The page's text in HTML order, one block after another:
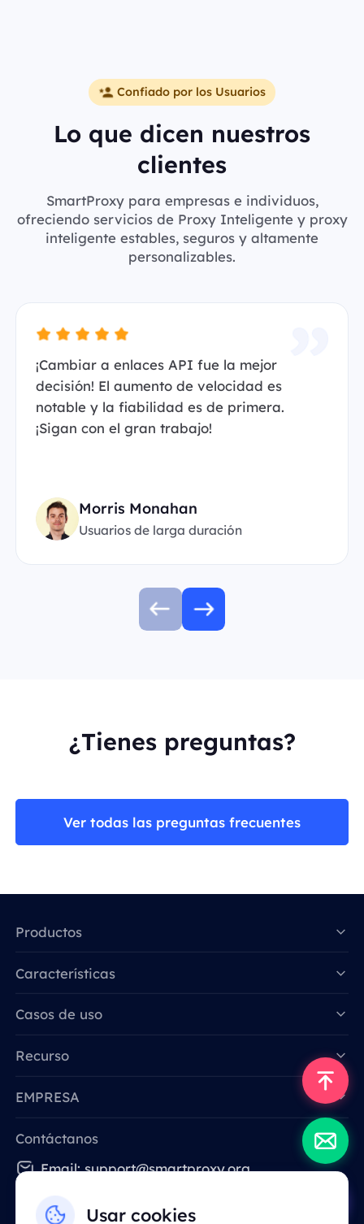
Confiado por los Usuarios
Lo que dicen nuestros
clientes
SmartProxy para empresas e individuos,
ofreciendo servicios de Proxy Inteligente y proxy
inteligente estables, seguros y altamente
personalizables.
¡Cambiar a enlaces API fue la mejor
decisión! El aumento de velocidad es
notable y la fiabilidad es de primera.
¡Sigan con el gran trabajo!
Morris Monahan
Usuarios de larga duración
¿Tienes preguntas?
Ver todas las preguntas frecuentes
Usar cookies
Productos
Características
Casos de uso
Recurso
EMPRESA
Contáctanos
Email: support@smartproxy.org